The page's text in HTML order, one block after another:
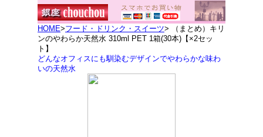
HOME>フード・ドリンク・スイーツ> （まとめ）キリ
ンのやわらか天然水 310ml PET 1箱(30本)【×2セッ
ト】
どんなオフィスにも馴染むデザインでやわらかな味わ
いの天然水